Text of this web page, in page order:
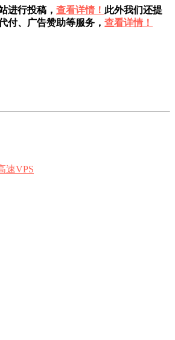
进行投稿， 查看详情！ 此外我们还提
付、广告赞助等服务， 查看详情！
速VPS